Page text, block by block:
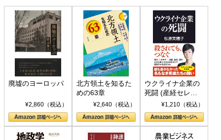
廃墟のヨーロッパ
¥2,860（税込）
北方領土を知るた
めの63章
¥2,640（税込）
ウクライナ企業の
死闘 (産経セレク
ト S 039)¥1,210（税込）